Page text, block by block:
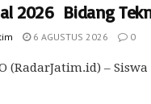
2026 Bidang
6 AGUSTUS 2026 0
(RadarJatim.id) – Siswa